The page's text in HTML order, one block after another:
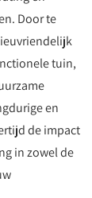
Door te
tuin,
en
de impact
in zowel de